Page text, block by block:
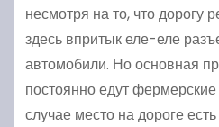
несмотря на то, что дорогу
здесь впритык еле-еле
автомобили. Но основная
постоянно едут
случае место на дороге